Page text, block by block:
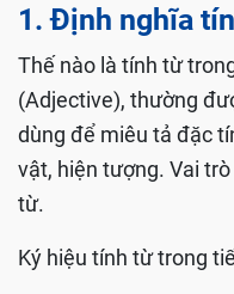
1. Định nghĩa
Thế nào là tính từ
(Adjective), thường
dùng để miêu tả đặc
vật, hiện tượng. Vai
từ.
Ký hiệu tính từ trong